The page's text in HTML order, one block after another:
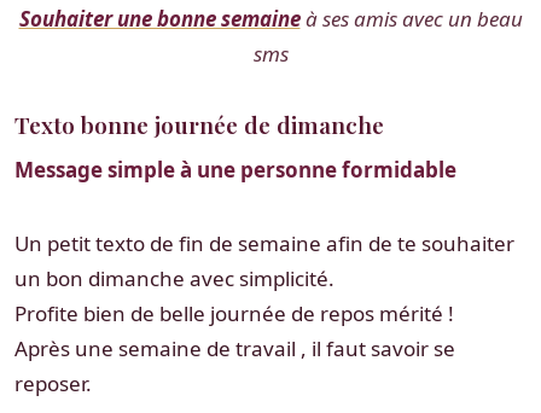
Souhaiter une bonne semaineà ses amis avec un beau
sms
Texto bonne journée de dimanche
Message simple à une personne formidable
Un petit texto de fin de semaine afin de te souhaiter
un bon dimanche avec simplicité.
Profite bien de belle journée de repos mérité !
Après une semaine de travail , il faut savoir se
reposer.